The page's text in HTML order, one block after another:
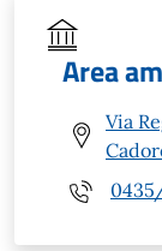
Area
Via